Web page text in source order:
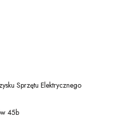
Sprzętu Elektrycznego
45b